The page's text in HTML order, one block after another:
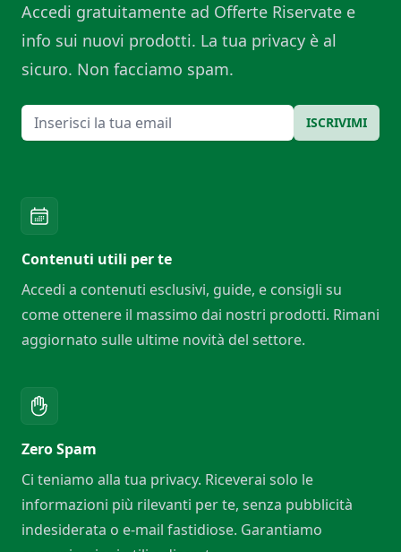
Accedi gratuitamente ad Offerte Riservate e
info sui nuovi prodotti. La tua privacy è al
sicuro. Non facciamo spam.
Email ISCRIVIMI
Contenuti utili per te
Accedi a contenuti esclusivi, guide, e consigli su
come ottenere il massimo dai nostri prodotti. Rimani
aggiornato sulle ultime novità del settore.
Zero Spam
Ci teniamo alla tua privacy. Riceverai solo le
informazioni più rilevanti per te, senza pubblicità
indesiderata o e-mail fastidiose. Garantiamo